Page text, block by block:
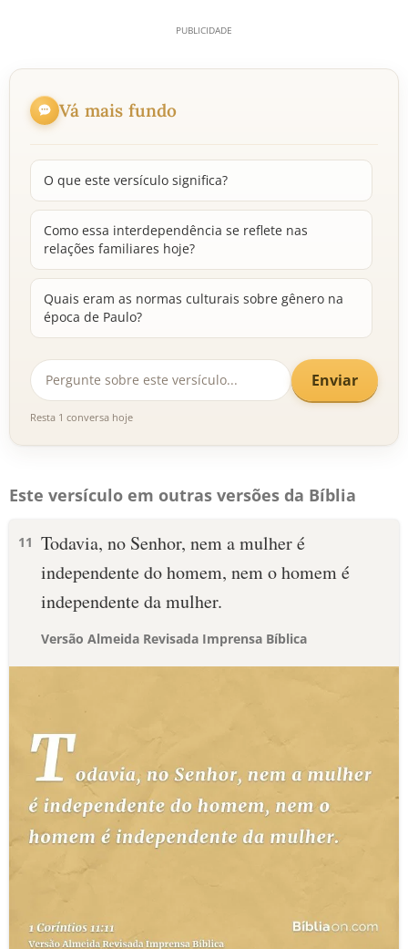
Vá mais fundo
O que este versículo significa?
Como essa interdependência se reflete nas
relações familiares hoje?
Quais eram as normas culturais sobre gênero na
época de Paulo?
Enviar
Resta 1 conversa hoje
Este versículo em outras versões da Bíblia
11 Todavia, no Senhor, nem a mulher é
independente do homem, nem o homem é
independente da mulher.
Versão Almeida Revisada Imprensa Bíblica